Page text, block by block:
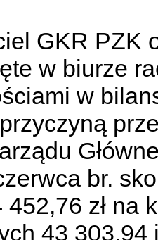
GKR PZK
w biurze
w
br.
zł na
43